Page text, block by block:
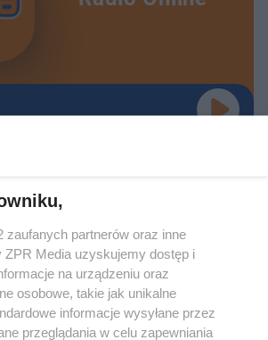
w serwisie nie może być powielany i
rozpowszechniany w jakikolwiek sposób (w
lub mechaniczny) na jakimkolwiek polu
formie, włącznie z umieszczaniem w Internecie
praw. Jakiekolwiek użycie lub
w całości lub w części z naruszeniem prawa, tzn.
zabronione pod groźbą kary i może być ścigane
zaufanych partnerów oraz inne
ZPR Media uzyskujemy dostęp i
na urządzeniu oraz
osobowe, takie jak unikalne
informacje wysyłane przez
przeglądania w celu zapewniania